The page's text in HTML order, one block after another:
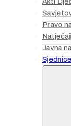
Akti
Pravo
Natječaji
Javna